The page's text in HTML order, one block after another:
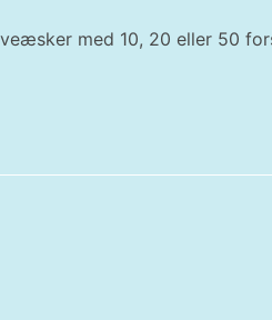
med 10, 20 eller 50